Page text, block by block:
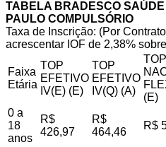
TABELA BRADESCO
PAULO COMPULSÓRIO
Taxa de Inscrição: (Por
acrescentar IOF de 2,38%
Faixa
Etária
TOP
EFETIVO
IV(E) (E)
TOP
EFETIVO
IV(Q) (A)
TOP
(E)
0 a
18
anos
R$
426,97
R$
464,46
R$